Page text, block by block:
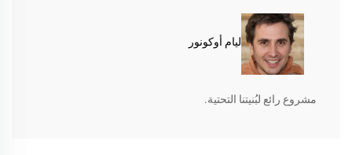
ليام أوكونور
مشروع رائع لبُنيتنا التحتية.